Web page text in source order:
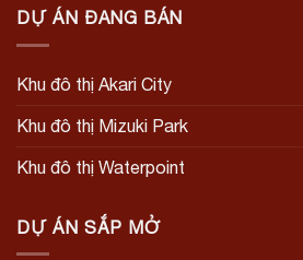
DỰ ÁN ĐANG BÁN
Khu đô thị Akari City
Khu đô thị Mizuki Park
Khu đô thị Waterpoint
DỰ ÁN SẮP MỞ